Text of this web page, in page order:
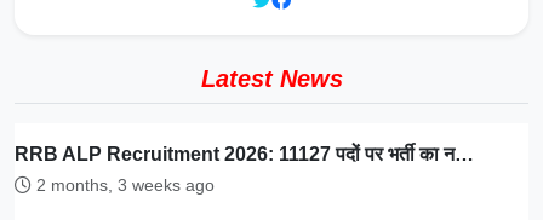
Latest News
RRB ALP Recruitment 2026: 11127 पदों पर भर्ती का न…
2 months, 3 weeks ago